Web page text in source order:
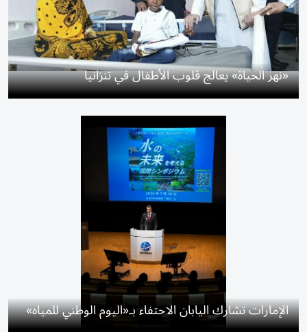
«نهر الحياة» يعالج قلوب الأطفال في تنزانيا
الإمارات تشارك اليابان الاحتفاء بـ«اليوم الوطني للمياه»